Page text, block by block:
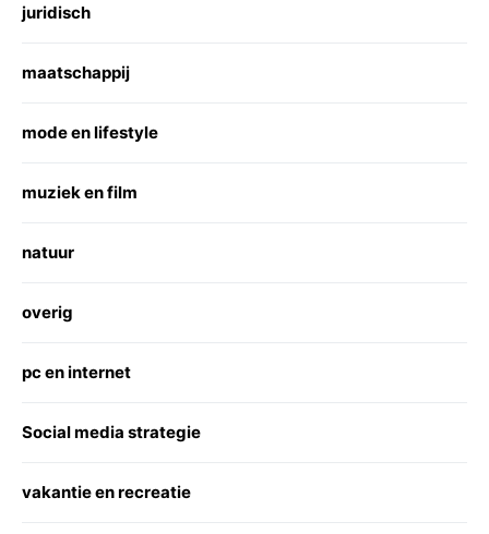
juridisch
maatschappij
mode en lifestyle
muziek en film
natuur
overig
pc en internet
Social media strategie
vakantie en recreatie